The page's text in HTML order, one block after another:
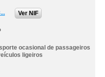
Ver NIF
ocasional de passageiros
ligeiros